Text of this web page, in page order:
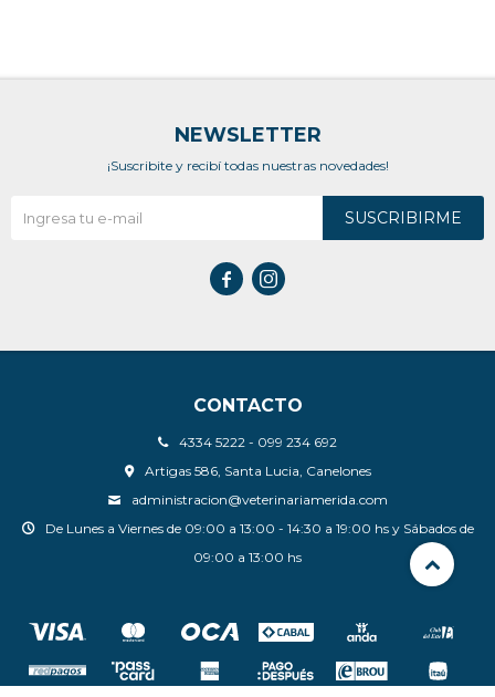
CONTACTO
4334 5222 - 099 234 692
Artigas 586, Santa Lucia, Canelones
administracion@veterinariamerida.com
De Lunes a Viernes de 09:00 a 13:00 - 14:30 a 19:00 hs y Sábados de
09:00 a 13:00 hs
NEWSLETTER
¡Suscribite y recibí todas nuestras novedades!
SUSCRIBIRME
 